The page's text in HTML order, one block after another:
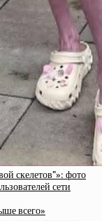
скелетов”»: фото
сети
всего»